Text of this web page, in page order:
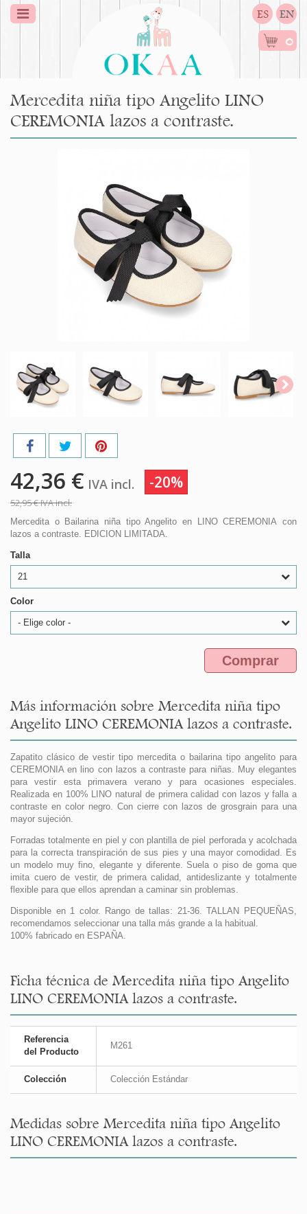
ES EN
0
Mercedita niña tipo Angelito LINO
CEREMONIA lazos a contraste.
42,36 € IVA incl. -20%
52,95 €IVA incl.
Mercedita o Bailarina niña tipo Angelito en LINO CEREMONIA con
lazos a contraste. EDICION LIMITADA.
Talla
21
Color
- Elige color -
Comprar
Más información sobre Mercedita niña tipo
Angelito LINO CEREMONIA lazos a contraste.
Zapatito clásico de vestir tipo mercedita o bailarina tipo angelito para
CEREMONIA en lino con lazos a contraste para niñas. Muy elegantes
para vestir esta primavera verano y para ocasiones especiales.
Realizada en 100% LINO natural de primera calidad con lazos y falla a
contraste en color negro. Con cierre con lazos de grosgrain para una
mayor sujeción.
Forradas totalmente en piel y con plantilla de piel perforada y acolchada
para la correcta transpiración de sus pies y una mayor comodidad. Es
un modelo muy fino, elegante y diferente. Suela o piso de goma que
imita cuero de vestir, de primera calidad, antideslizante y totalmente
flexible para que ellos aprendan a caminar sin problemas.
Disponible en 1 color. Rango de tallas: 21-36. TALLAN PEQUEÑAS,
recomendamos seleccionar una talla más grande a la habitual.
100% fabricado en ESPAÑA.
Ficha técnica de Mercedita niña tipo Angelito
LINO CEREMONIA lazos a contraste.
Referencia
del Producto
M261
Colección Colección Estándar
Medidas sobre Mercedita niña tipo Angelito
LINO CEREMONIA lazos a contraste.